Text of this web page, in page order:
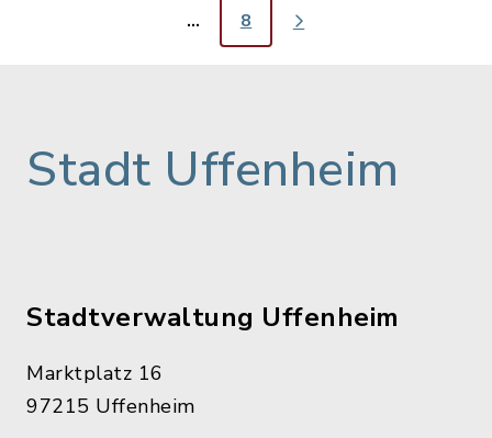
… 8
Stadt Uffenheim
Stadtverwaltung Uffenheim
Marktplatz 16
97215 Uffenheim